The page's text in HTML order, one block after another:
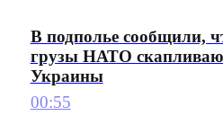
В подполье сообщили,
грузы НАТО
Украины
00:55